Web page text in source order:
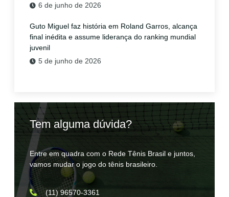
6 de junho de 2026
Guto Miguel faz história em Roland Garros, alcança
final inédita e assume liderança do ranking mundial
juvenil
5 de junho de 2026
Tem alguma dúvida?
Entre em quadra com o Rede Tênis Brasil e juntos,
vamos mudar o jogo do tênis brasileiro.
(11) 96570-3361